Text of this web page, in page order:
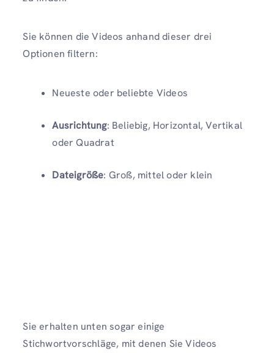
Sie können die Videos anhand dieser drei
Optionen filtern:
Neueste oder beliebte Videos
Ausrichtung: Beliebig, Horizontal, Vertikal
oder Quadrat
Dateigröße: Groß, mittel oder klein
Sie erhalten unten sogar einige
Stichwortvorschläge, mit denen Sie Videos